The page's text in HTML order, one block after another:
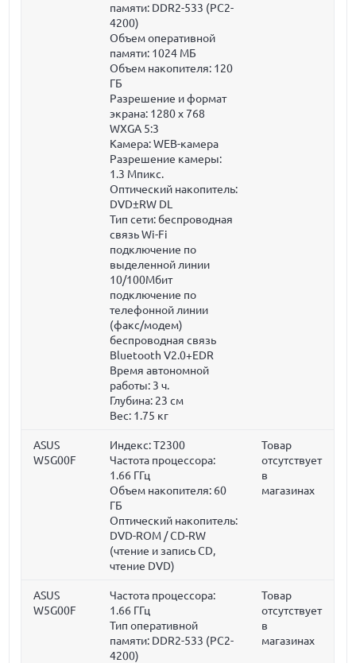
памяти: DDR2-533 (PC2-
4200)
Объем оперативной
памяти: 1024 МБ
Объем накопителя: 120
ГБ
Разрешение и формат
экрана: 1280 x 768
WXGA 5:3
Камера: WEB-камера
Разрешение камеры:
1.3 Мпикс.
Оптический накопитель:
DVD±RW DL
Тип сети: беспроводная
связь Wi-Fi
подключение по
выделенной линии
10/100Мбит
подключение по
телефонной линии
(факс/модем)
беспроводная связь
Bluetooth V2.0+EDR
Время автономной
работы: 3 ч.
Глубина: 23 см
Вес: 1.75 кг
ASUS
W5G00F
Индекс: T2300
Частота процессора:
1.66 ГГц
Объем накопителя: 60
ГБ
Оптический накопитель:
DVD-ROM / CD-RW
(чтение и запись CD,
чтение DVD)
Товар
отсутствует
в
магазинах
ASUS
W5G00F
Частота процессора:
1.66 ГГц
Тип оперативной
памяти: DDR2-533 (PC2-
4200)
Товар
отсутствует
в
магазинах